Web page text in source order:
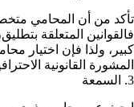
تأكد من أن المحامي
فالقوانين المتعلقة
كبير، ولذا فإن
المشورة القانونية
3. السمعة